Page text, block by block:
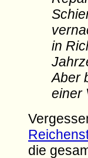
in
Aber
einer
die